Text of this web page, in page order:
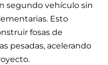
segundo vehículo sin
Esto
fosas de
pesadas, acelerando